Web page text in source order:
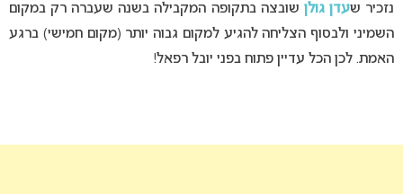
נזכיר שעדן גולן שובצה בתקופה המקבילה בשנה שעברה רק במקום
השמיני ולבסוף הצליחה להגיע למקום גבוה יותר (מקום חמישי) ברגע
האמת. לכן הכל עדיין פתוח בפני יובל רפאל!